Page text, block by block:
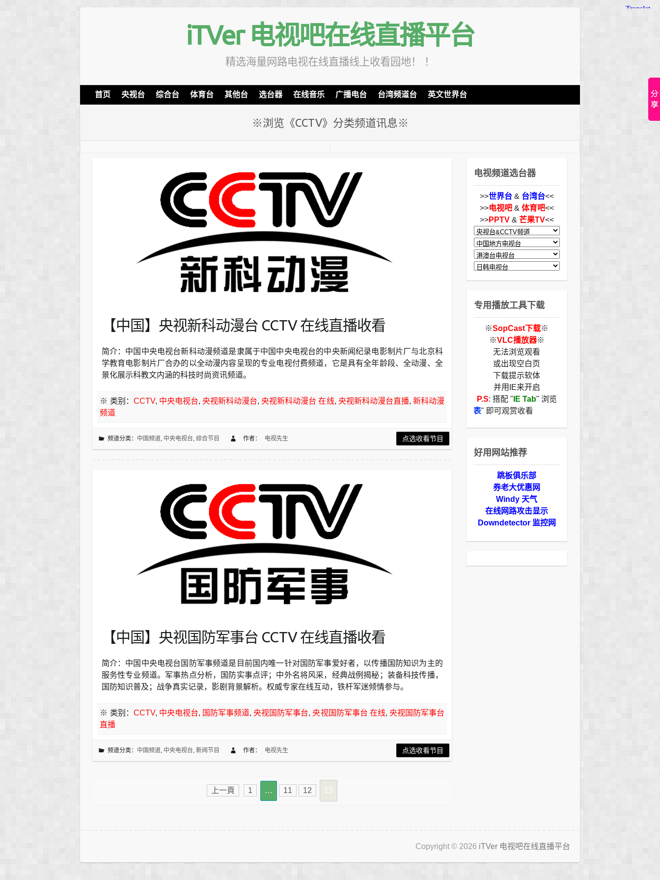
iTVer 电视吧在线直播平台
精选海量网路电视在线直播线上收看园地！ ！
首页 央视台 综合台 体育台 其他台 选台器 在线音乐 广播电台 台湾频道台 英文世界台
※浏览《CCTV》分类频道讯息※
【中国】央视新科动漫台 CCTV 在线直播收看
简介：中国中央电视台新科动漫频道是隶属于中国中央电视台的中央新闻纪录电影制片厂与北京科
学教育电影制片厂合办的以全动漫内容呈现的专业电视付费频道，它是具有全年龄段、全动漫、全
景化展示科教文内涵的科技时尚资讯频道。
※ 类别： CCTV, 中央电视台, 央视新科动漫台,央视新科动漫台 在线, 央视新科动漫台直播, 新科动漫
频道
频道分类： 中国频道, 中央电视台, 综合节目 作者： 电视先生 点选收看节目
【中国】央视国防军事台 CCTV 在线直播收看
简介：中国中央电视台国防军事频道是目前国内唯一针对国防军事爱好者，以传播国防知识为主的
服务性专业频道。军事热点分析，国防实事点评；中外名将风采，经典战例揭秘；装备科技传播，
国防知识普及；战争真实记录，影剧背景解析。权威专家在线互动，铁杆军迷倾情参与。
※ 类别： CCTV, 中央电视台, 国防军事频道,央视国防军事台,央视国防军事台 在线, 央视国防军事台
直播
频道分类： 中国频道, 中央电视台 新闻节目 作者： 电视先生 点选收看节目
上一頁 1 … 11 12 13
电视频道选台器
>>世界台& 台湾台<<
>>电视吧& 体育吧<<
>>PPTV& 芒果TV<<
专用播放工具下载
※SopCast下载※
※VLC播放器※
无法浏览观看
或出现空白页
下载提示软体
并用IE来开启
P.S: 搭配 " IE Tab" 浏览
" 即可观赏收看
好用网站推荐
跳板俱乐部
券老大优惠网
Windy 天气
在线网路攻击显示
Downdetector 监控网
Copyright © 2026 iTVer 电视吧在线直播平台